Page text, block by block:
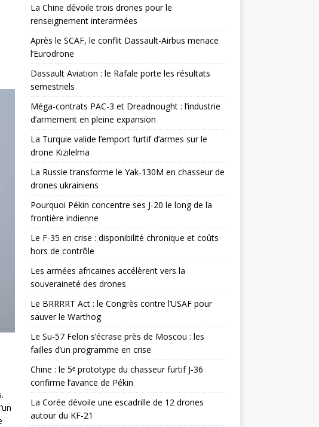
La Chine dévoile trois drones pour le
renseignement interarmées
Après le SCAF, le conflit Dassault-Airbus menace
l’Eurodrone
Dassault Aviation : le Rafale porte les résultats
semestriels
Méga-contrats PAC-3 et Dreadnought : l’industrie
d’armement en pleine expansion
La Turquie valide l’emport furtif d’armes sur le
drone Kızılelma
La Russie transforme le Yak-130M en chasseur de
drones ukrainiens
Pourquoi Pékin concentre ses J-20 le long de la
frontière indienne
Le F-35 en crise : disponibilité chronique et coûts
hors de contrôle
Les armées africaines accélèrent vers la
souveraineté des drones
Le BRRRRT Act : le Congrès contre l’USAF pour
sauver le Warthog
Le Su-57 Felon s’écrase près de Moscou : les
failles d’un programme en crise
Chine : le 5ᵉ prototype du chasseur furtif J-36
confirme l’avance de Pékin
La Corée dévoile une escadrille de 12 drones
autour du KF-21